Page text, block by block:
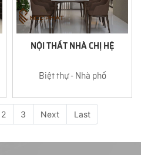
NỘI THẤT NHÀ CHỊ HỆ
Biệt thự - Nhà phố
2 3 Next Last